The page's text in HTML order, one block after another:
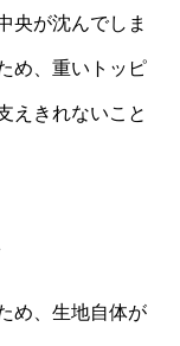
央が沈んでしま
め、重いトッピ
えきれないこと
め、生地自体が